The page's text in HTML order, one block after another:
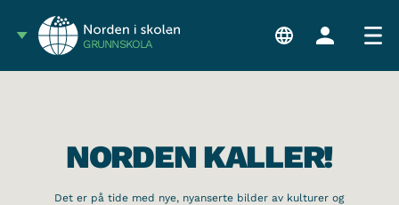
GRUNNSKOLA
NORDEN KALLER!
Det er på tide med nye, nyanserte bilder av kulturer og